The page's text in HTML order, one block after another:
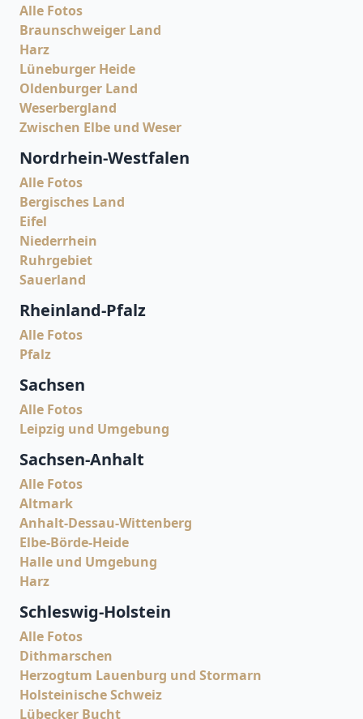
Alle Fotos
Braunschweiger Land
Harz
Lüneburger Heide
Oldenburger Land
Weserbergland
Zwischen Elbe und Weser
Nordrhein-Westfalen
Alle Fotos
Bergisches Land
Eifel
Niederrhein
Ruhrgebiet
Sauerland
Rheinland-Pfalz
Alle Fotos
Pfalz
Sachsen
Alle Fotos
Leipzig und Umgebung
Sachsen-Anhalt
Alle Fotos
Altmark
Anhalt-Dessau-Wittenberg
Elbe-Börde-Heide
Halle und Umgebung
Harz
Schleswig-Holstein
Alle Fotos
Dithmarschen
Herzogtum Lauenburg und Stormarn
Holsteinische Schweiz
Lübecker Bucht